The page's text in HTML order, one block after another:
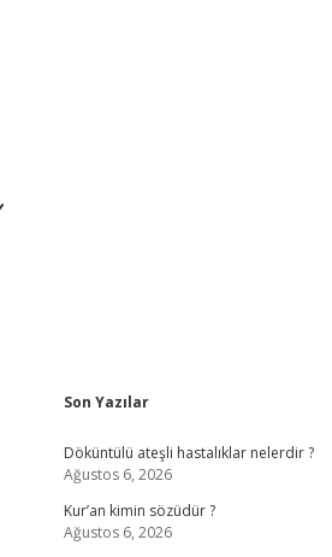
Sidebar
Son Yazılar
Döküntülü ateşli hastalıklar nelerdir ?
Ağustos 6, 2026
Kur’an kimin sözüdür ?
Ağustos 6, 2026